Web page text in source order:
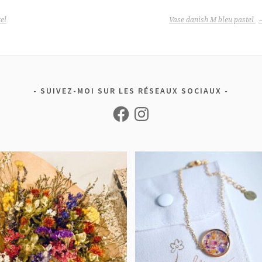
Vase danish M bleu pastel
SUIVEZ-MOI SUR LES RÉSEAUX SOCIAUX
FacebookInstagram